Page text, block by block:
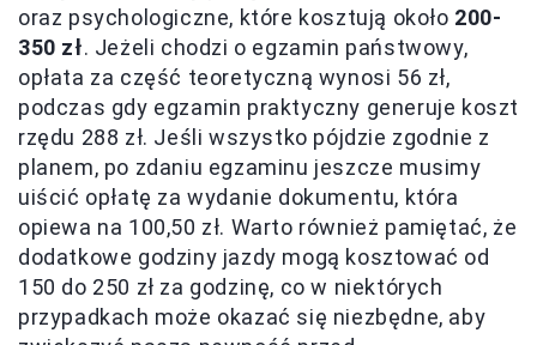
oraz psychologiczne, które kosztują około 200-
350 zł. Jeżeli chodzi o egzamin państwowy,
opłata za część teoretyczną wynosi 56 zł,
podczas gdy egzamin praktyczny generuje koszt
rzędu 288 zł. Jeśli wszystko pójdzie zgodnie z
planem, po zdaniu egzaminu jeszcze musimy
uiścić opłatę za wydanie dokumentu, która
opiewa na 100,50 zł. Warto również pamiętać, że
dodatkowe godziny jazdy mogą kosztować od
150 do 250 zł za godzinę, co w niektórych
przypadkach może okazać się niezbędne, aby